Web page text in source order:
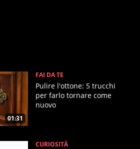
01:31
FAI DA TE
Pulire l'ottone: 5 trucchi
per farlo tornare come
nuovo
CURIOSITÀ